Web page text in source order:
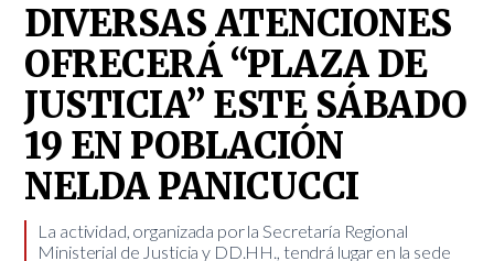
DIVERSAS ATENCIONES
OFRECERÁ “PLAZA DE
JUSTICIA” ESTE SÁBADO
19 EN POBLACIÓN
NELDA PANICUCCI
​La actividad, organizada por la Secretaría Regional
Ministerial de Justicia y DD.HH., tendrá lugar en la sede